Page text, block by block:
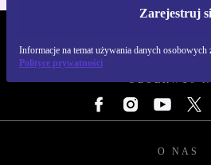
Zarejestruj
Informacje na temat używania danych osobowych
Polityce prywatności
OBSERWUJ
O NAS